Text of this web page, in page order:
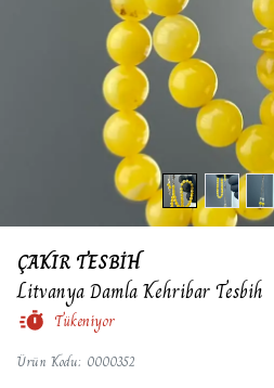
ÇAKIR TESBİH
Litvanya Damla Kehribar Tesbih
Tükeniyor
Ürün Kodu: 0000352